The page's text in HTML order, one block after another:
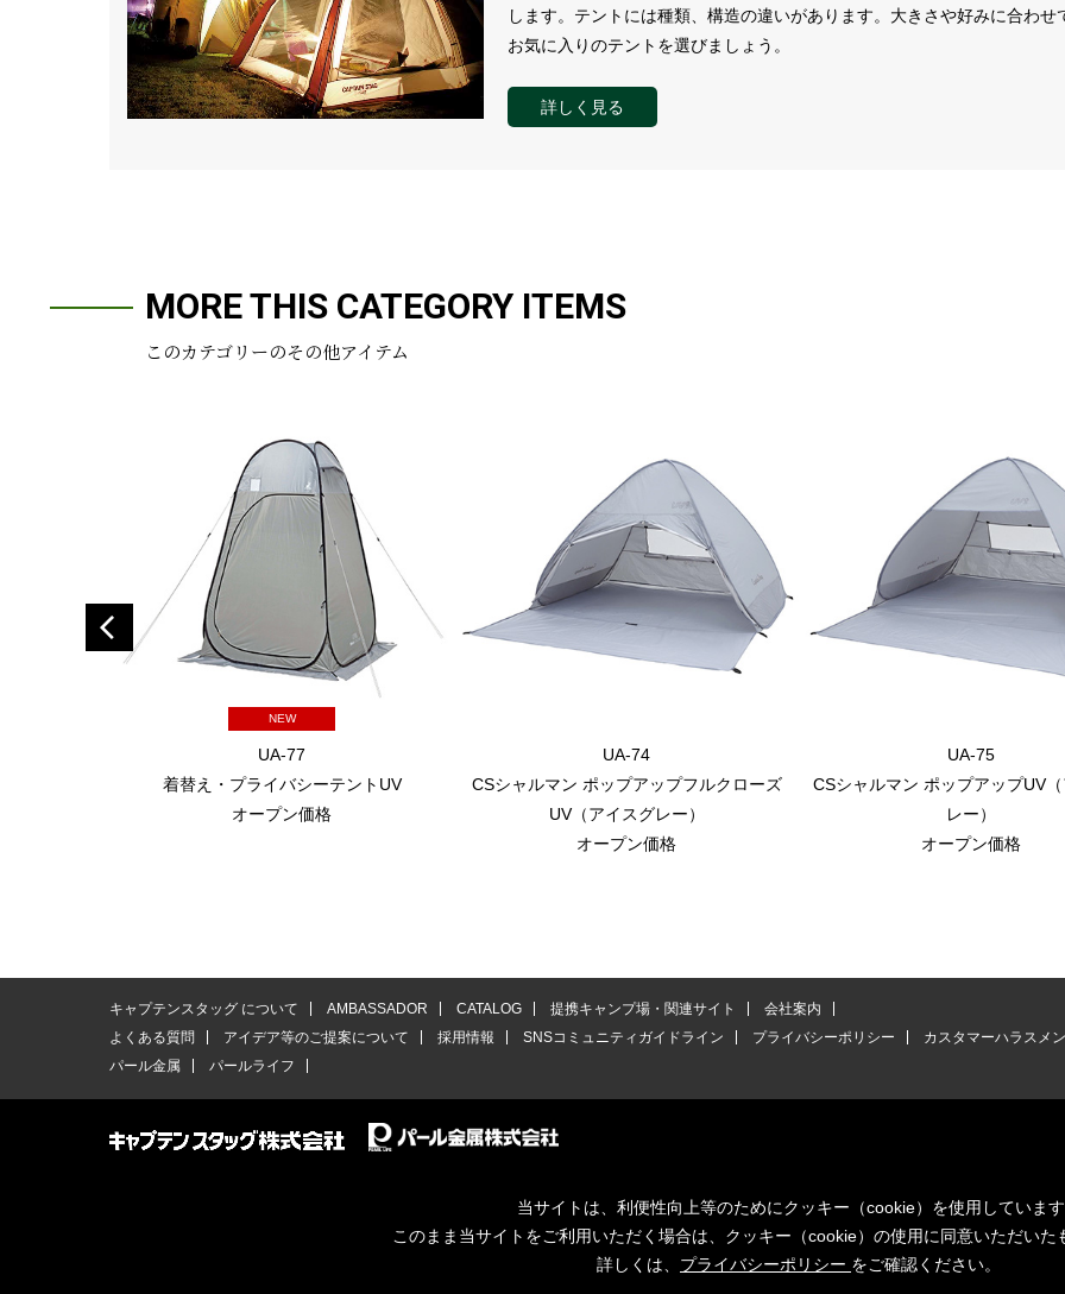
します。テントには種類、構造の違いがあります。大きさや好みに合わせ
お気に入りのテントを選びましょう。
詳しく見る
MORE THIS CATEGORY ITEMS
このカテゴリーのその他アイテム
NEW
UA-77
着替え・プライバシーテントUV
オープン価格
UA-74
CSシャルマン ポップアップフルクローズ
UV（アイスグレー）
オープン価格
UA-75
CSシャルマン ポップアップUV
レー）
オープン価格
キャプテンスタッグ について AMBASSADOR CATALOG 提携キャンプ場・関連サイト
会社案内
よくある質問
アイデア等のご提案について 採用情報 SNSコミュニティガイドライン プライバシーポリシー
カスタマーハラスメ
パール金属
パールライフ
当サイトは、利便性向上等のためにクッキー（cookie）を使用していま
このまま当サイトをご利用いただく場合は、クッキー（cookie）の使用に同意いただいた
詳しくは、 プライバシーポリシー をご確認ください。